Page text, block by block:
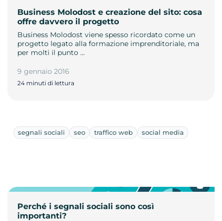
Business Molodost e creazione del sito: cosa
offre davvero il progetto
Business Molodost viene spesso ricordato come un
progetto legato alla formazione imprenditoriale, ma
per molti il punto …
9 gennaio 2016
24 minuti di lettura
segnali sociali seo traffico web social media
Perché i segnali sociali sono così
importanti?